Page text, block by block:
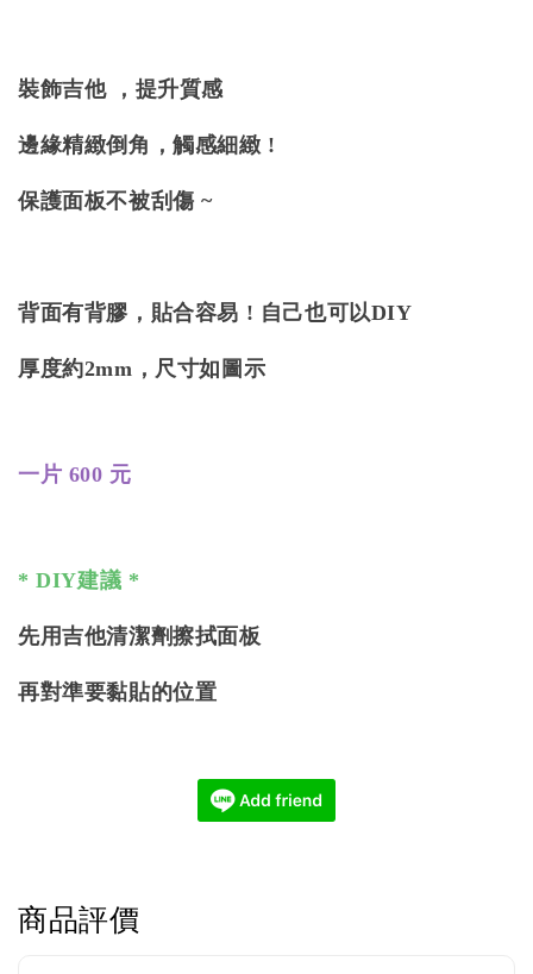
裝飾吉他 ，提升質感
邊緣精緻倒角，觸感細緻 !
保護面板不被刮傷 ~
背面有背膠，貼合容易 ! 自己也可以DIY
厚度約2mm，尺寸如圖示
一片 600 元
* DIY建議 *
先用吉他清潔劑擦拭面板
再對準要黏貼的位置
商品評價